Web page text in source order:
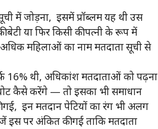
में जोड़ना, इसमें प्रॉब्लम यह थी उस
या फिर किसी की पत्नी के रूप में
महिलाओं का नाम मतदाता सूची से
16% थी, अधिकांश मतदाताओं को पढ़ना
कैसे करेंगे — तो इसका भी समाधान
गई, इन मतदान पेटियों का रंग भी अलग
इस पर अंकित की गई ताकि मतदाता